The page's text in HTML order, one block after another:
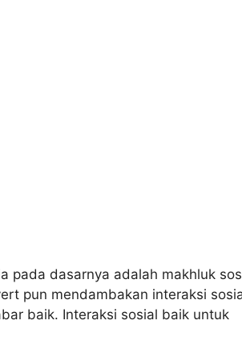
pada dasarnya adalah makhluk
pun mendambakan interaksi
baik. Interaksi sosial baik untuk